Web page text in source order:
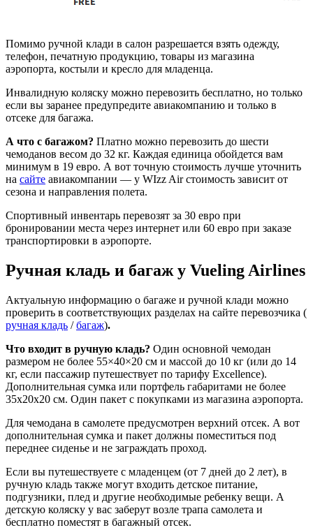
Помимо ручной клади в салон разрешается взять одежду,
телефон, печатную продукцию, товары из магазина
аэропорта, костыли и кресло для младенца.
Инвалидную коляску можно перевозить бесплатно, но только
если вы заранее предупредите авиакомпанию и только в
отсеке для багажа.
А что с багажом? Платно можно перевозить до шести
чемоданов весом до 32 кг. Каждая единица обойдется вам
минимум в 19 евро. А вот точную стоимость лучше уточнить
на сайте авиакомпании — у WIzz Air стоимость зависит от
сезона и направления полета.
Спортивный инвентарь перевозят за 30 евро при
бронировании места через интернет или 60 евро при заказе
транспортировки в аэропорте.
Ручная кладь и багаж у VuelingAirlines
Актуальную информацию о багаже и ручной клади можно
проверить в соответствующих разделах на сайте перевозчика (
ручная кладь /багаж).
Что входит в ручную кладь? Один основной чемодан
размером не более 55×40×20 см и массой до 10 кг (или до 14
кг, если пассажир путешествует по тарифу Excellence).
Дополнительная сумка или портфель габаритами не более
35х20х20 см. Один пакет с покупками из магазина аэропорта.
Для чемодана в самолете предусмотрен верхний отсек. А вот
дополнительная сумка и пакет должны поместиться под
переднее сиденье и не заграждать проход.
Если вы путешествуете с младенцем (от 7 дней до 2 лет), в
ручную кладь также могут входить детское питание,
подгузники, плед и другие необходимые ребенку вещи. А
детскую коляску у вас заберут возле трапа самолета и
бесплатно поместят в багажный отсек.